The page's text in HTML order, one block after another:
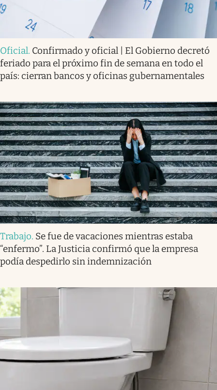
Oficial. Confirmado y oficial | El Gobierno decretó
feriado para el próximo fin de semana en todo el
país: cierran bancos y oficinas gubernamentales
Trabajo. Se fue de vacaciones mientras estaba
“enfermo”. La Justicia confirmó que la empresa
podía despedirlo sin indemnización